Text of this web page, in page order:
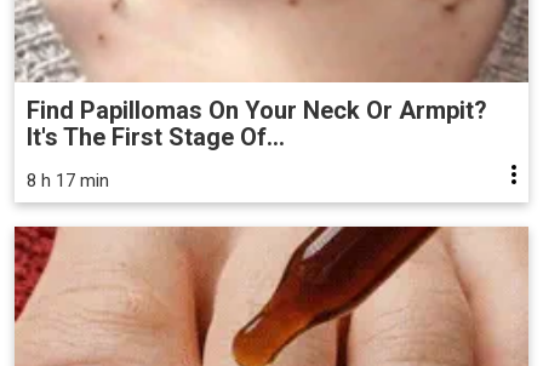
Find Papillomas On Your Neck Or Armpit?
It's The First Stage Of...
8 h 17 min